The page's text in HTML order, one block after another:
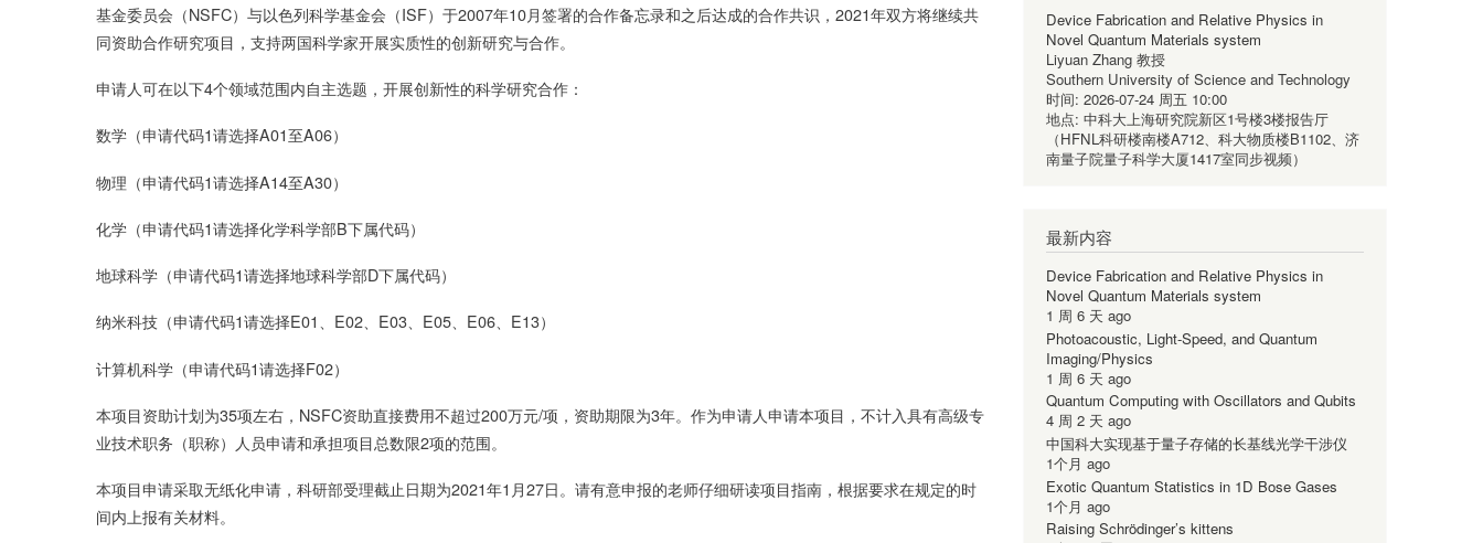
基金委员会（NSFC）与以色列科学基金会（ISF）于2007年10月签署的合作备忘录和之后达成的合作共识，2021年双方将继续共
同资助合作研究项目，支持两国科学家开展实质性的创新研究与合作。
申请人可在以下4个领域范围内自主选题，开展创新性的科学研究合作：
数学（申请代码1请选择A01至A06）
物理（申请代码1请选择A14至A30）
化学（申请代码1请选择化学科学部B下属代码）
地球科学（申请代码1请选择地球科学部D下属代码）
纳米科技（申请代码1请选择E01、E02、E03、E05、E06、E13）
计算机科学（申请代码1请选择F02）
本项目资助计划为35项左右，NSFC资助直接费用不超过200万元/项，资助期限为3年。作为申请人申请本项目，不计入具有高级专
业技术职务（职称）人员申请和承担项目总数限2项的范围。
本项目申请采取无纸化申请，科研部受理截止日期为2021年1月27日。请有意申报的老师仔细研读项目指南，根据要求在规定的时
间内上报有关材料。
Device Fabrication and Relative Physics in
Novel Quantum Materials system
Liyuan Zhang 教授
Southern University of Science and Technology
时间: 2026-07-24 周五 10:00
地点: 中科大上海研究院新区1号楼3楼报告厅
（HFNL科研楼南楼A712、科大物质楼B1102、济
南量子院量子科学大厦1417室同步视频）
最新内容
Device Fabrication and Relative Physics in
Novel Quantum Materials system
1 周 6 天 ago
Photoacoustic, Light-Speed, and Quantum
Imaging/Physics
1 周 6 天 ago
Quantum Computing with Oscillators and Qubits
4 周 2 天 ago
中国科大实现基于量子存储的长基线光学干涉仪
1个月 ago
Exotic Quantum Statistics in 1D Bose Gases
1个月 ago
Raising Schrödinger’s kittens